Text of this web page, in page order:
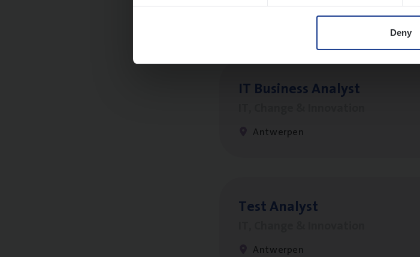
Deny
IT Busi­ness Analyst
Antwerpen
Test Ana­lyst
Antwerpen